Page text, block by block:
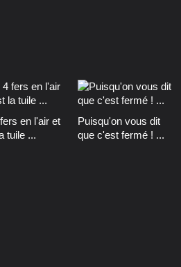
en l'air et
tuile ...
Puisqu'on vous dit
que c'est fermé ! ...